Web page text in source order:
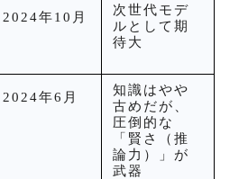
2024年10 月
次世代モデ
ルとして期
待大
2024年6 月
知識はやや
古めだが、
圧倒的な
「賢さ（推
論力）」が
武器